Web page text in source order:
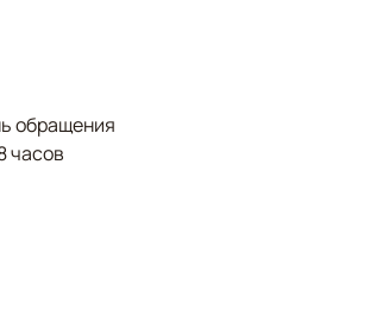
обращения
часов